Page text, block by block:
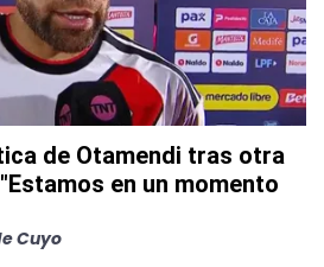
de Otamendi tras otra
en un momento
Cuyo